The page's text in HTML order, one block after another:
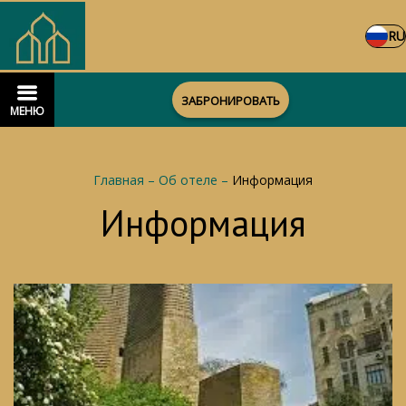
RU
МЕНЮ
ЗАБРОНИРОВАТЬ
Главная – Об отеле – Информация
Информация